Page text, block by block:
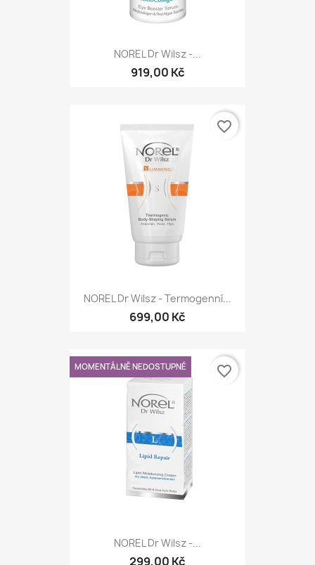
NOREL Dr Wilsz -...
919,00 Kč
NOREL Dr Wilsz - Termogenní...
699,00 Kč
favorite_border
NOREL Dr Wilsz -...
299,00 Kč
MOMENTÁLNĚ NEDOSTUPNÉ favorite_border